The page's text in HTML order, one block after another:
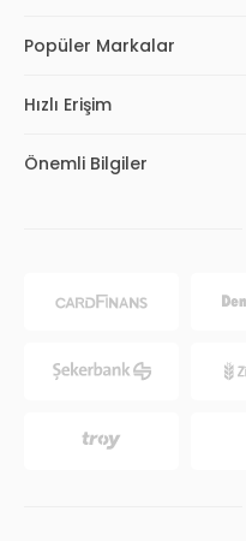
Popüler Markalar
Hızlı Erişim
Önemli Bilgiler